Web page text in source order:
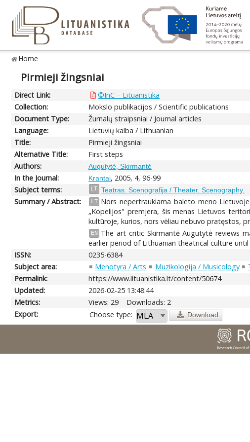
Home
Pirmieji žingsniai
Direct Link:
©InC – Lituanistika
Collection:
Mokslo publikacijos / Scientific publications
Document Type:
Žurnalų straipsniai / Journal articles
Language:
Lietuvių kalba / Lithuanian
Title:
Pirmieji žingsniai
Alternative Title:
First steps
Authors:
Augutytė, Skirmantė
In the Journal: Krantai, 2005, 4, 96-99
Subject terms:
LT Teatras. Scenografija / Theater. Scenography.
Summary / Abstract: LT Nors nepertraukiama baleto meno
„Kopelijos" premjera, šis menas Lietuvos
kultūroje, kurios, nors vėliau nebuvo pratęstos,
EN
The art critic Skirmantė Augutytė reviews
earlier period of Lithuanian theatrical culture
ISSN:
0235-6384
Subject area:
Menotyra / Arts Muzikologija / Musicology
Permalink:
https://www.lituanistika.lt/content/50674
Updated:
2026-02-25 13:48:44
Metrics:
Views: 29
Downloads: 2
Export:
Choose type: Download